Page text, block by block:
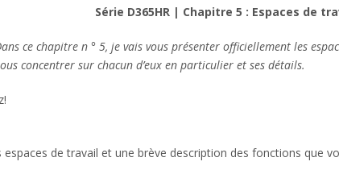
Série D365HR | Chapitre 5 : Espaces de
ce chapitre n ° 5, je vais vous présenter officiellement les
concentrer sur chacun d’eux en particulier et ses détails.
espaces de travail et une brève description des fonctions que